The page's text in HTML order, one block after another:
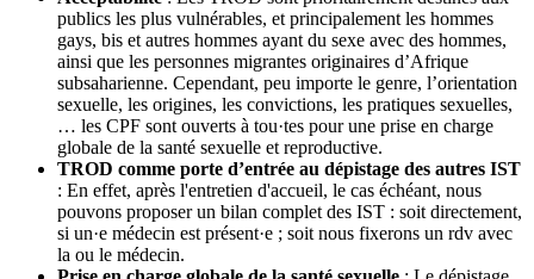
publics les plus vulnérables, et principalement les hommes
gays, bis et autres hommes ayant du sexe avec des hommes,
ainsi que les personnes migrantes originaires d’Afrique
subsaharienne. Cependant, peu importe le genre, l’orientation
sexuelle, les origines, les convictions, les pratiques sexuelles,
… les CPF sont ouverts à tou·tes pour une prise en charge
globale de la santé sexuelle et reproductive.
TROD comme porte d’entrée au dépistage des autres IST
: En effet, après l'entretien d'accueil, le cas échéant, nous
pouvons proposer un bilan complet des IST : soit directement,
si un·e médecin est présent·e ; soit nous fixerons un rdv avec
la ou le médecin.